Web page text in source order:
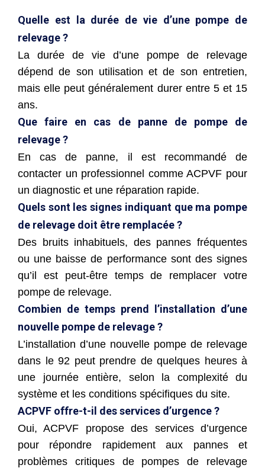
Quelle est la durée de vie d’une pompe de
relevage ?
La durée de vie d’une pompe de relevage
dépend de son utilisation et de son entretien,
mais elle peut généralement durer entre 5 et 15
ans.
Que faire en cas de panne de pompe de
relevage ?
En cas de panne, il est recommandé de
contacter un professionnel comme ACPVF pour
un diagnostic et une réparation rapide.
Quels sont les signes indiquant que ma pompe
de relevage doit être remplacée ?
Des bruits inhabituels, des pannes fréquentes
ou une baisse de performance sont des signes
qu’il est peut-être temps de remplacer votre
pompe de relevage.
Combien de temps prend l’installation d’une
nouvelle pompe de relevage ?
L’installation d’une nouvelle pompe de relevage
dans le 92 peut prendre de quelques heures à
une journée entière, selon la complexité du
système et les conditions spécifiques du site.
ACPVF offre-t-il des services d’urgence ?
Oui, ACPVF propose des services d’urgence
pour répondre rapidement aux pannes et
problèmes critiques de pompes de relevage